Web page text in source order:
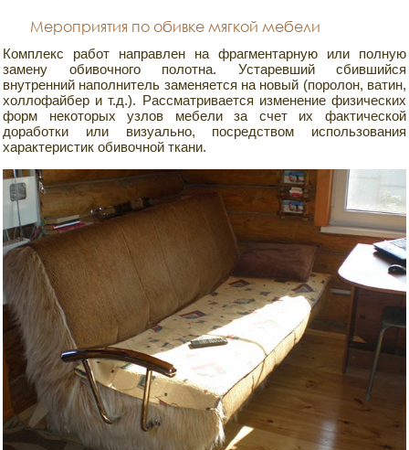
Мероприятия по обивке мягкой мебели
Комплекс работ направлен на фрагментарную или полную
замену обивочного полотна. Устаревший сбившийся
внутренний наполнитель заменяется на новый (поролон, ватин,
холлофайбер и т.д.). Рассматривается изменение физических
форм некоторых узлов мебели за счет их фактической
доработки или визуально, посредством использования
характеристик обивочной ткани.